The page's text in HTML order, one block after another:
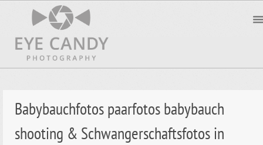
Babybauchfotos paarfotos babybauch
shooting & Schwangerschaftsfotos in